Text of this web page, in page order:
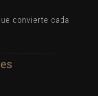
convierte cada